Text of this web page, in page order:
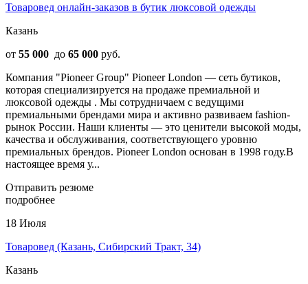
Товаровед онлайн-заказов в бутик люксовой одежды
Казань
от 55 000 до 65 000 руб.
Компания "Pioneer Group" Pioneer London — сеть бутиков,
которая специализируется на продаже премиальной и
люксовой одежды . Мы сотрудничаем с ведущими
премиальными брендами мира и активно развиваем fashion-
рынок России. Наши клиенты — это ценители высокой моды,
качества и обслуживания, соответствующего уровню
премиальных брендов. Pioneer London основан в 1998 году.В
настоящее время у...
Отправить резюме
подробнее
18 Июля
Товаровед (Казань, Сибирский Тракт, 34)
Казань